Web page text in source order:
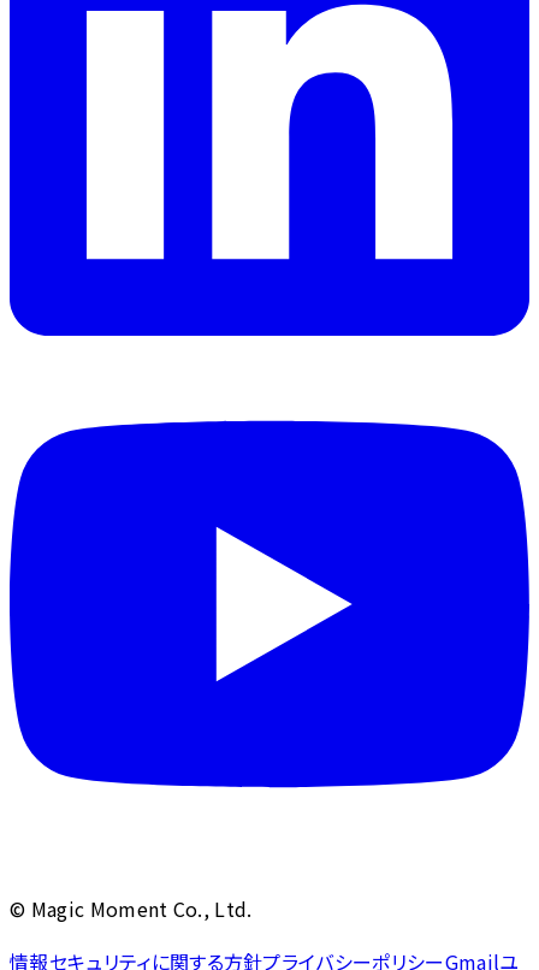
© Magic Moment Co., Ltd.
情報セキュリティに関する方針プライバシーポリシーGmailユ